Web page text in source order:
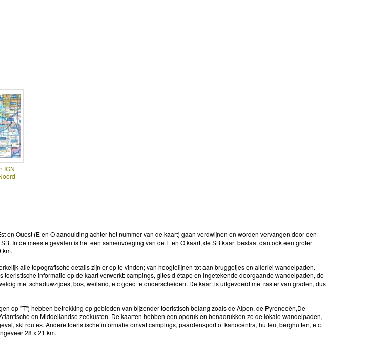
IGN
en Ouest (E en O aanduiding achter het nummer van de kaart) gaan verdwijnen en worden vervangen door een
In de meeste gevalen is het een samenvoeging van de E en O kaart, de SB kaart beslaat dan ook een groter
km.
alle topografische details zijn er op te vinden; van hoogtelijnen tot aan bruggetjes en allerlei wandelpaden.
toeristische informatie op de kaart verwerkt: campings, gites d étape en ingetekende doorgaande wandelpaden, de
met schaduwzijdes, bos, weiland, etc goed te onderscheiden. De kaart is uitgevoerd met raster van graden, dus
op "T") hebben betrekking op gebieden van bijzonder toeristisch belang zoals de Alpen, de Pyreneeën,De
en Middellandse zeekusten. De kaarten hebben een opdruk en benadrukken zo de lokale wandelpaden,
ski routes. Andere toeristische informatie omvat campings, paardensport of kanocentra, hutten, berghutten, etc.
28 x 21 km.